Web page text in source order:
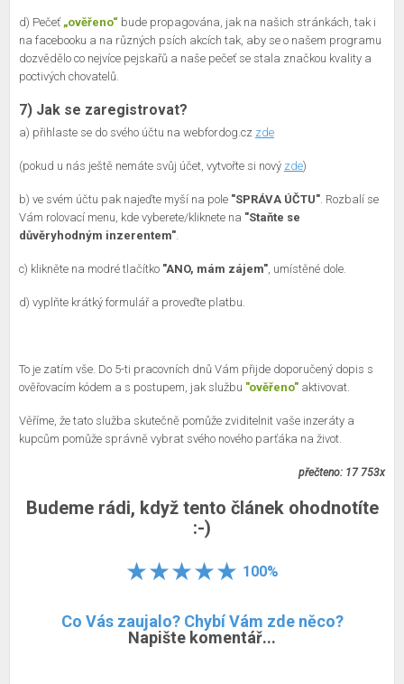
d) Pečeť„ověřeno“ bude propagována, jak na našich stránkách, tak i
na facebooku a na různých psích akcích tak, aby se o našem programu
dozvědělo co nejvíce pejskařů a naše pečeť se stala značkou kvality a
poctivých chovatelů.
7) Jak se zaregistrovat?
a) přihlaste se do svého účtu na webfordog.cz zde
(pokud u nás ještě nemáte svůj účet, vytvořte si nový zde)
b) ve svém účtu pak najeďte myší na pole "SPRÁVA ÚČTU" . Rozbalí se
Vám rolovací menu, kde vyberete/kliknete na "Staňte se
důvěryhodným inzerentem"
c) klikněte na modré tlačítko "ANO, mám zájem" , umístěné dole.
d) vyplňte krátký formulář a proveďte platbu.
To je zatím vše. Do 5-ti pracovních dnů Vám přijde doporučený dopis s
ověřovacím kódem a s postupem, jak službu "ověřeno" aktivovat.
Věříme, že tato služba skutečně pomůže zviditelnit vaše inzeráty a
kupcům pomůže správně vybrat svého nového parťáka na život.
přečteno: 17 753x
Budeme rádi, když tento článek ohodnotíte
:-)
100%
Co Vás zaujalo? Chybí Vám zde něco?
Napište komentář...